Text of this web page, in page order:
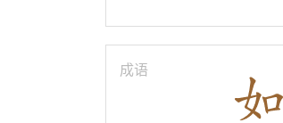
成语